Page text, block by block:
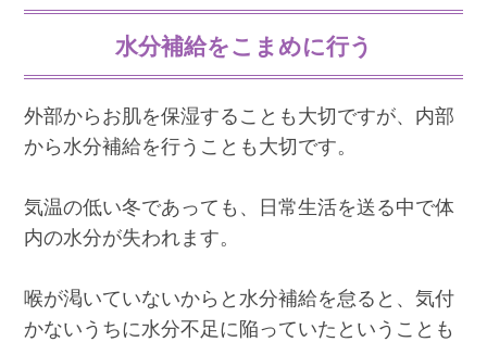
水分補給をこまめに行う
外部からお肌を保湿することも大切ですが、内部
から水分補給を行うことも大切です。
気温の低い冬であっても、日常生活を送る中で体
内の水分が失われます。
喉が渇いていないからと水分補給を怠ると、気付
かないうちに水分不足に陥っていたということも